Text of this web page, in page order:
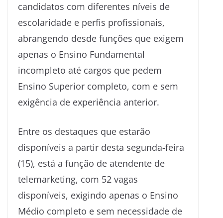
candidatos com diferentes níveis de
escolaridade e perfis profissionais,
abrangendo desde funções que exigem
apenas o Ensino Fundamental
incompleto até cargos que pedem
Ensino Superior completo, com e sem
exigência de experiência anterior.
Entre os destaques que estarão
disponíveis a partir desta segunda-feira
(15), está a função de atendente de
telemarketing, com 52 vagas
disponíveis, exigindo apenas o Ensino
Médio completo e sem necessidade de